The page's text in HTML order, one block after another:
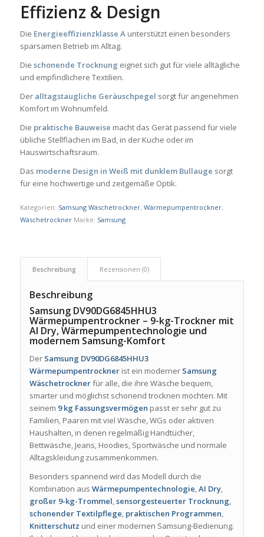
Effizienz & Design
Die Energieeffizienzklasse A unterstützt einen besonders
sparsamen Betrieb im Alltag.
Die schonende Trocknung eignet sich gut für viele alltägliche
und empfindlichere Textilien.
Der alltagstaugliche Geräuschpegel sorgt für angenehmen
Komfort im Wohnumfeld.
Die praktische Bauweise macht das Gerät passend für viele
übliche Stellflächen im Bad, in der Küche oder im
Hauswirtschaftsraum.
Das moderne Design in Weiß mit dunklem Bullauge sorgt
für eine hochwertige und zeitgemäße Optik.
Kategorien: Samsung Wäschetrockner, Wärmepumpentrockner,
Wäschetrockner Marke: Samsung
Beschreibung Rezensionen (0)
Beschreibung
Samsung DV90DG6845HHU3
Wärmepumpentrockner – 9-kg-Trockner mit
AI Dry, Wärmepumpentechnologie und
modernem Samsung-Komfort
Der Samsung DV90DG6845HHU3
Wärmepumpentrocknerist ein moderner Samsung
Wäschetrocknerfür alle, die ihre Wäsche bequem,
smarter und möglichst schonend trocknen möchten. Mit
seinem 9 kg Fassungsvermögen passt er sehr gut zu
Familien, Paaren mit viel Wäsche, WGs oder aktiven
Haushalten, in denen regelmäßig Handtücher,
Bettwäsche, Jeans, Hoodies, Sportwäsche und normale
Alltagskleidung zusammenkommen.
Besonders spannend wird das Modell durch die
Kombination aus Wärmepumpentechnologie,AI Dry,
großer 9-kg-Trommel,sensorgesteuerter Trocknung,
schonender Textilpflege, praktischen Programmen,
Knitterschutz und einer modernen Samsung-Bedienung.